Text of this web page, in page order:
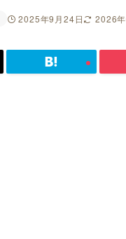
2025年9月24日 2026